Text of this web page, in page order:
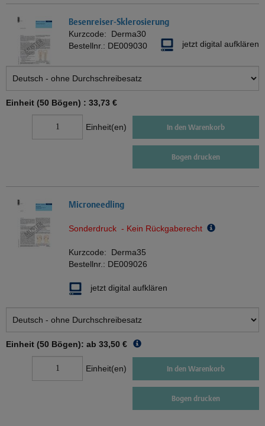
Besenreiser-Sklerosierung
Kurzcode: Derma30
Bestellnr.: DE009030 jetzt digital aufklären
Einheit (50 Bögen) : 33,73 €
Einheit(en) In den Warenkorb
Bogen drucken
Microneedling
Sonderdruck - Kein Rückgaberecht
Kurzcode: Derma35
Bestellnr.: DE009026
jetzt digital aufklären
Einheit (50 Bögen): ab 33,50 €
Einheit(en) In den Warenkorb
Bogen drucken